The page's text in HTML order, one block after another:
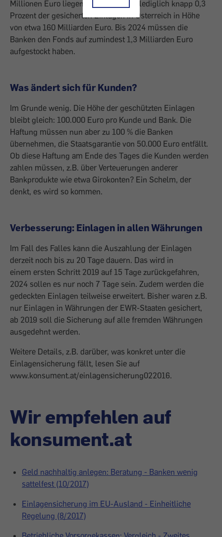
Millionen Euro liegen, das entspricht lediglich knapp 0,3
Prozent der gesicherten Einlagen in Österreich in Höhe
von etwa 160 Milliarden Euro. Bis 2024 müssen die
Banken den Fonds auf zumindest 1,3 Milliarden Euro
aufgestockt haben.
Was ändert sich für Kunden?
Im Grunde wenig. Die Höhe der geschützten Einlagen
bleibt gleich: 100.000 Euro pro Kunde und Bank. Die
Haftung müssen nun aber zu 100 % die Banken
übernehmen, die Staatsgarantie von 50.000 Euro entfällt.
Ob diese Haftung am Ende des Tages die Kunden werden
zahlen müssen, z.B. über Verteuerungen anderer
Bankprodukte wie etwa Girokonten? Ein Schelm, der
denkt, es wird so kommen.
Verbesserung: Einlagen in allen Währungen
Im Fall des Falles kann die Auszahlung der Einlagen
derzeit noch bis zu 20 Tage dauern. Das wird in
einem ersten Schritt 2019 auf 15 Tage zurückgefahren,
2024 sollen es nur noch 7 Tage sein. Zudem werden die
gedeckten Einlagen teilweise erweitert. Bisher waren z.B.
nur Einlagen in Währungen der EWR-Staaten gesichert,
ab 2019 soll die Sicherung auf alle fremden Währungen
ausgedehnt werden.
​Weitere Details, z.B. darüber, was konkret unter die
Einlagensicherung fällt, lesen Sie auf
www.konsument.at/einlagensicherung022016.
Wir empfehlen auf
konsument.at
Geld nachhaltig anlegen: Beratung - Banken wenig
sattelfest (10/2017)
Einlagensicherung im EU-Ausland - Einheitliche
Regelung (8/2017)